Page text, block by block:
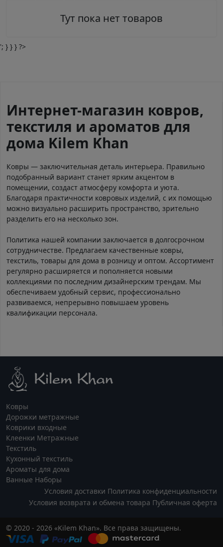
Тут пока нет товаров
'; } } } ?>
Интернет-магазин ковров,
текстиля и ароматов для
дома Kilem Khan
Ковры — заключительная деталь интерьера. Правильно
подобранный вариант станет ярким акцентом в
помещении, создаст атмосферу комфорта и уюта.
Благодаря практичности ковровых изделий, с их помощью
можно визуально расширить пространство, зрительно
разделить его на несколько зон.
Политика нашей компании заключается в долгосрочном
сотрудничестве. Предлагаем качественные ковры,
текстиль, товары для дома в розницу и оптом. Ассортимент
регулярно расширяется и пополняется новыми
коллекциями по последним дизайнерским трендам. Мы
обеспечиваем удобный сервис, профессионально
развиваемся, непрерывно повышаем уровень
квалификации персонала.
Ковры
Дорожки метражные
Коврики входные
Клеенки Метражные
Текстиль
Кухонный текстиль
Ароматы для дома
Ванные Наборы
Условия доставки Политика конфиденциальности
Условия возврата и обмена товара Публичная оферта
© 2020 - 2026 «Kilem Khan». Все права защищены.